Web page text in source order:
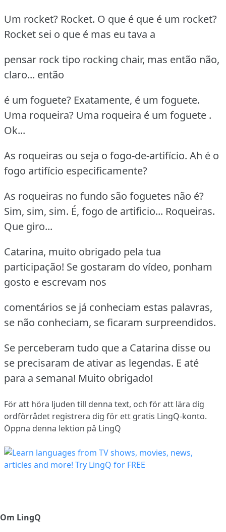
Um rocket? Rocket. O que é que é um rocket?
Rocket sei o que é mas eu tava a
pensar rock tipo rocking chair, mas então não,
claro... então
é um foguete? Exatamente, é um foguete.
Uma roqueira? Uma roqueira é um foguete .
Ok...
As roqueiras ou seja o fogo-de-artifício. Ah é o
fogo artifício especificamente?
As roqueiras no fundo são foguetes não é?
Sim, sim, sim. É, fogo de artificio... Roqueiras.
Que giro...
Catarina, muito obrigado pela tua
participação! Se gostaram do vídeo, ponham
gosto e escrevam nos
comentários se já conheciam estas palavras,
se não conheciam, se ficaram surpreendidos.
Se perceberam tudo que a Catarina disse ou
se precisaram de ativar as legendas. E até
para a semana! Muito obrigado!
För att höra ljuden till denna text, och för att lära dig
ordförrådet registrera dig för ett gratis LingQ-konto.
Öppna denna lektion på LingQ
Om LingQ